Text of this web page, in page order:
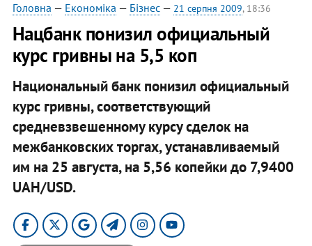
Головна — Економіка — Бізнес— 21 серпня 2009, 18:36
Нацбанк понизил официальный
курс гривны на 5,5 коп
Национальный банк понизил официальный
курс гривны, соответствующий
средневзвешенному курсу сделок на
межбанковских торгах, устанавливаемый
им на 25 августа, на 5,56 копейки до 7,9400
UAH/USD.